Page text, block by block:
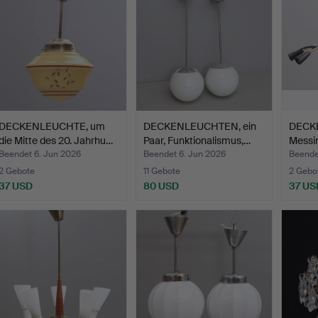
DECKENLEUCHTE, um
Mitte des 20. Jahrhu…
Beendet 6. Jun 2026
Gebote
USD
DECKENLEUCHTEN, ein
Paar, Funktionalismus,…
Beendet 6. Jun 2026
11 Gebote
80 USD
2
37